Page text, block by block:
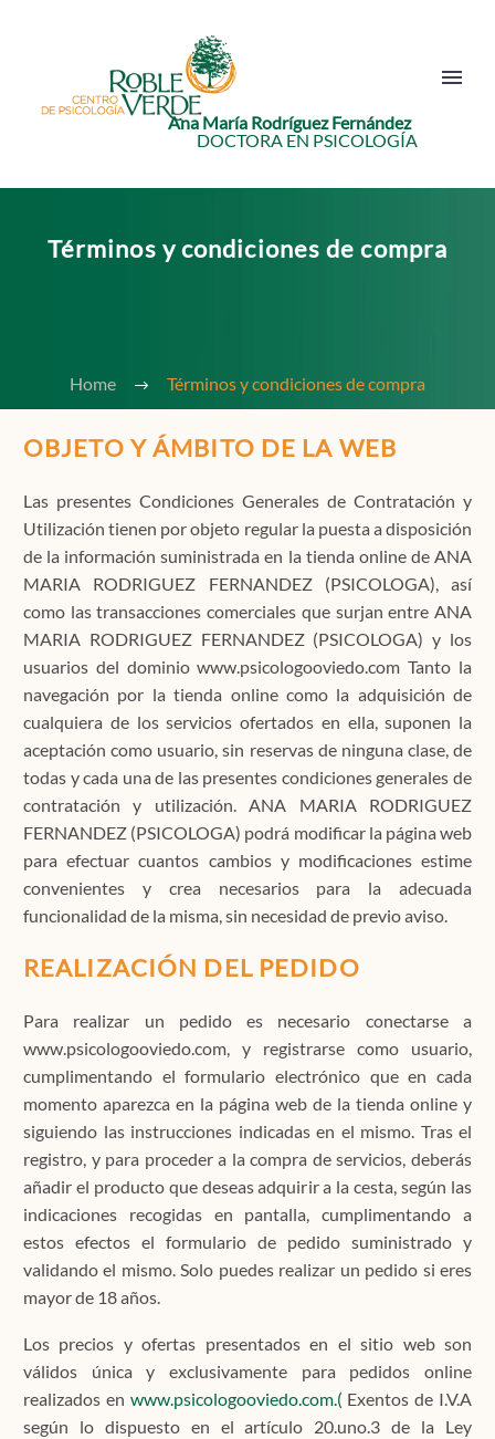
Ana María Rodríguez Fernández
DOCTORA EN PSICOLOGÍA
Contacto
Localízanos
Términos y condiciones de compra
Home Términos y condiciones de compra
OBJETO Y ÁMBITO DE LA WEB
Las presentes Condiciones Generales de Contratación y
Utilización tienen por objeto regular la puesta a disposición
de la información suministrada en la tienda online de ANA
MARIA RODRIGUEZ FERNANDEZ (PSICOLOGA), así
como las transacciones comerciales que surjan entre ANA
MARIA RODRIGUEZ FERNANDEZ (PSICOLOGA) y los
usuarios del dominio www.psicologooviedo.com Tanto la
navegación por la tienda online como la adquisición de
cualquiera de los servicios ofertados en ella, suponen la
aceptación como usuario, sin reservas de ninguna clase, de
todas y cada una de las presentes condiciones generales de
contratación y utilización. ANA MARIA RODRIGUEZ
FERNANDEZ (PSICOLOGA) podrá modificar la página web
para efectuar cuantos cambios y modificaciones estime
convenientes y crea necesarios para la adecuada
funcionalidad de la misma, sin necesidad de previo aviso.
REALIZACIÓN DEL PEDIDO
Para realizar un pedido es necesario conectarse a
www.psicologooviedo.com, y registrarse como usuario,
cumplimentando el formulario electrónico que en cada
momento aparezca en la página web de la tienda online y
siguiendo las instrucciones indicadas en el mismo. Tras el
registro, y para proceder a la compra de servicios, deberás
añadir el producto que deseas adquirir a la cesta, según las
indicaciones recogidas en pantalla, cumplimentando a
estos efectos el formulario de pedido suministrado y
validando el mismo. Solo puedes realizar un pedido si eres
mayor de 18 años.
Los precios y ofertas presentados en el sitio web son
válidos única y exclusivamente para pedidos online
realizados en www.psicologooviedo.com.( Exentos de I.V.A
según lo dispuesto en el artículo 20.uno.3 de la Ley